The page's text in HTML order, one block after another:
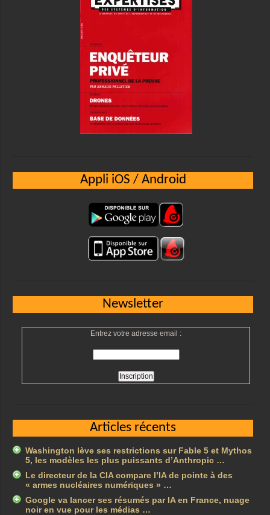
Appli iOS / Android
Newsletter
Entrez votre adresse email :
Articles récents
Washington lève ses restrictions sur Fable 5 et Mythos
5, les modèles les plus puissants d’Anthropic …
Le directeur de la CIA compare l’IA de pointe à des
« armes nucléaires numériques » …
Google va lancer ses résumés par IA en France, nuage
noir en vue pour les médias …